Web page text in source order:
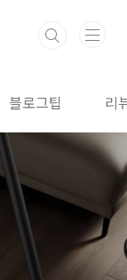
블로그팁 리